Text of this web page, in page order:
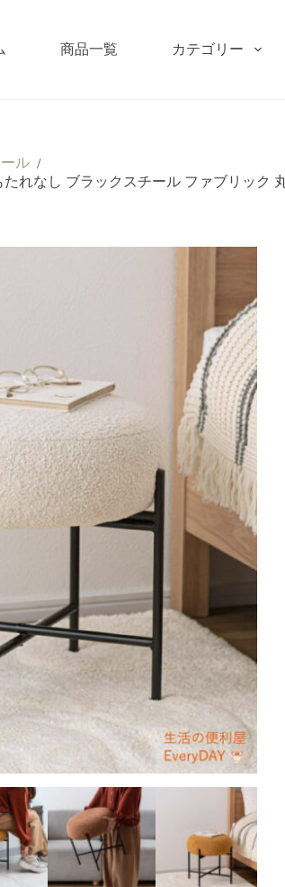
商品一覧 カテゴリー
ル /
れなし ブラックスチール ファブリック